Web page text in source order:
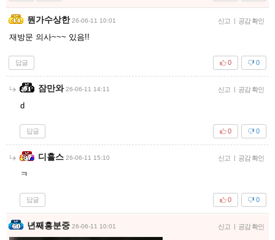
뭔가수상한 26-06-11 10:01 신고 | 공감 확인
재방문 의사~~~ 있음!!
답글 0
0
잠만와 26-06-11 14:11 신고 | 공감 확인
d
답글 0
0
디홀스 26-06-11 15:10 신고 | 공감 확인
ㅋ
답글 0
0
년째흥분중 26-06-11 10:01 신고 | 공감 확인